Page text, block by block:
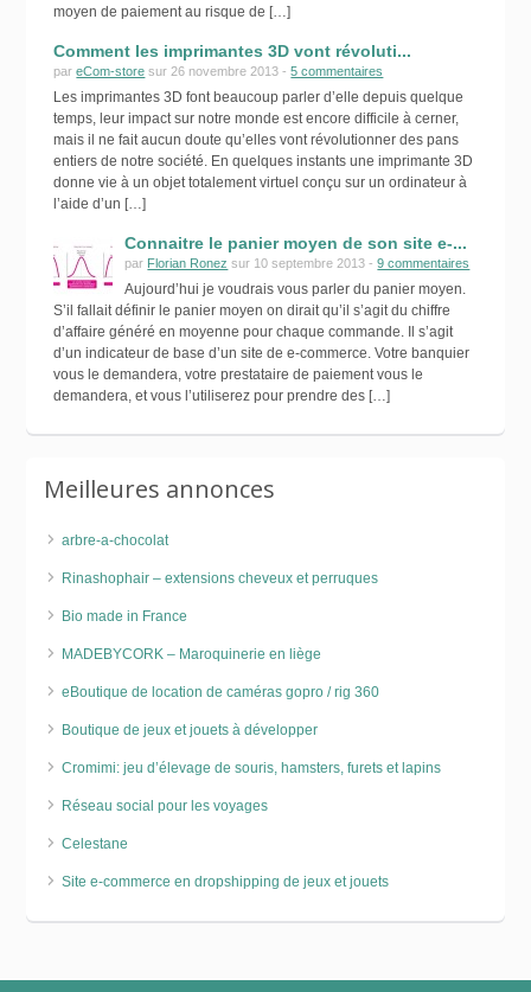
moyen de paiement au risque de […]
Comment les imprimantes 3D vont révoluti...
pareCom-store sur 26 novembre 2013 -5 commentaires
Les imprimantes 3D font beaucoup parler d’elle depuis quelque
temps, leur impact sur notre monde est encore difficile à cerner,
mais il ne fait aucun doute qu’elles vont révolutionner des pans
entiers de notre société. En quelques instants une imprimante 3D
donne vie à un objet totalement virtuel conçu sur un ordinateur à
l’aide d’un […]
Connaitre le panier moyen de son site e-...
par Florian Ronez sur 10 septembre 2013 -9 commentaires
Aujourd’hui je voudrais vous parler du panier moyen.
S’il fallait définir le panier moyen on dirait qu’il s’agit du chiffre
d’affaire généré en moyenne pour chaque commande. Il s’agit
d’un indicateur de base d’un site de e-commerce. Votre banquier
vous le demandera, votre prestataire de paiement vous le
demandera, et vous l’utiliserez pour prendre des […]
Meilleures annonces
arbre-a-chocolat
Rinashophair – extensions cheveux et perruques
Bio made in France
MADEBYCORK – Maroquinerie en liège
eBoutique de location de caméras gopro / rig 360
Boutique de jeux et jouets à développer
Cromimi: jeu d’élevage de souris, hamsters, furets et lapins
Réseau social pour les voyages
Celestane
Site e-commerce en dropshipping de jeux et jouets